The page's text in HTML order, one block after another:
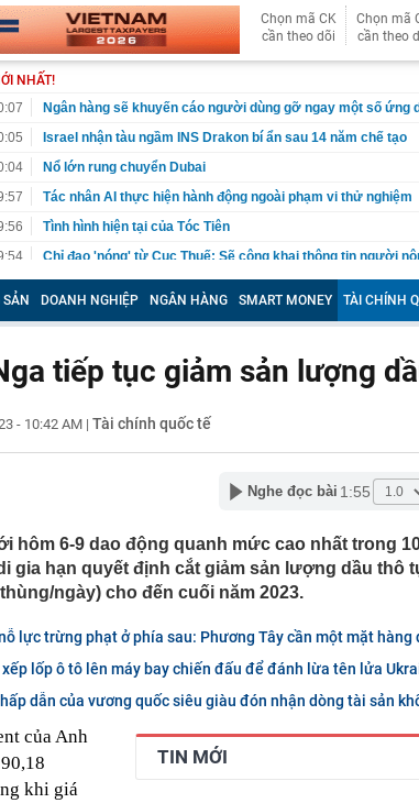
Chọn mã CK
cần theo dõi
Chọn mã
cần theo
NHẤT!
Ngân hàng sẽ khuyến cáo người dùng gỡ ngay một số ứng
Israel nhận tàu ngầm INS Drakon bí ẩn sau 14 năm chế tạo
Nổ lớn rung chuyển Dubai
Tác nhân AI thực hiện hành động ngoài phạm vi thử nghiệm
Tình hình hiện tại của Tóc Tiên
Chỉ đạo 'nóng' từ Cục Thuế: Sẽ công khai thông tin người
Giá vàng ngày 6/8 tại SJC, Bảo Tín Minh Châu, Bảo Tín
Phú Quý,...
khó cưỡng, ăn tiền nhất là đôi mắt cực phẩm
Hóa đơn hơn 5 tỷ đồng chờ sẵn
200 CBCS công an đồng loạt ập vào 9 cơ sở lưu trú, nhà trọ
4 khoản tiền người sau tuổi 60 không nên mang ra giúp con:
định cảm tính có thể ảnh hưởng hàng chục năm
Thái Nguyên: Nhiều dự án cầu vướng đường dẫn, chậm
thác
Giá vàng tăng vọt lên cao nhất 1 tháng, quỹ vàng lớn nhất
động thái mới
Cựu tiếp viên hàng không nổi tiếng vừa sinh con thứ 4 cho
giám đốc
Vì sao nhiều người rải vỏ dưa chuột quanh bàn ăn ngoài
không phải để nấu ăn
Hơn 3 năm cải tạo, tuyến kênh dài nhất TPHCM ‘thay da đổi
SẢN DOANH NGHIỆP NGÂN HÀNG SMART MONEY TÀI CHÍNH
tiếp tục giảm sản lượng
- 10:42 AM | Tài chính quốc tế
Nghe đọc bài 1:55
hôm 6-9 dao động quanh mức cao nhất trong
gia hạn quyết định cắt giảm sản lượng dầu thô
ngày) cho đến cuối năm 2023.
lực trừng phạt ở phía sau: Phương Tây cần một mặt hàng
xếp lốp ô tô lên máy bay chiến đấu để đánh lừa tên lửa
dẫn của vương quốc siêu giàu đón nhận dòng tài sản
TIN MỚI
của Anh
khi giá